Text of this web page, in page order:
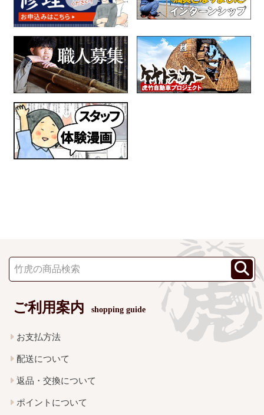
ご利用案内 shopping guide
お支払方法
配送について
返品・交換について
ポイントについて